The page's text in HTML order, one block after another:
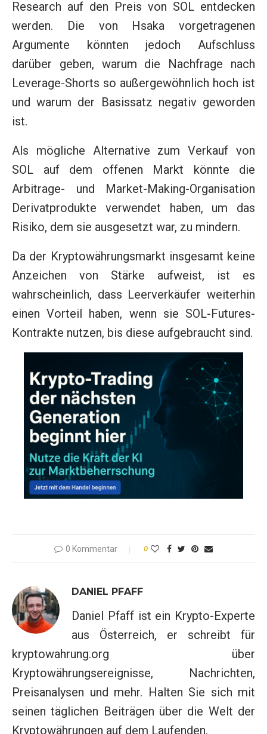
Research auf den Preis von SOL entdecken
werden. Die von Hsaka vorgetragenen
Argumente könnten jedoch Aufschluss
darüber geben, warum die Nachfrage nach
Leverage-Shorts so außergewöhnlich hoch ist
und warum der Basissatz negativ geworden
ist.
Als mögliche Alternative zum Verkauf von
SOL auf dem offenen Markt könnte die
Arbitrage- und Market-Making-Organisation
Derivatprodukte verwendet haben, um das
Risiko, dem sie ausgesetzt war, zu mindern.
Da der Kryptowährungsmarkt insgesamt keine
Anzeichen von Stärke aufweist, ist es
wahrscheinlich, dass Leerverkäufer weiterhin
einen Vorteil haben, wenn sie SOL-Futures-
Kontrakte nutzen, bis diese aufgebraucht sind.
0 Kommentar 0
DANIEL PFAFF
Daniel Pfaff ist ein Krypto-Experte
aus Österreich, er schreibt für
kryptowahrung.org über
Kryptowährungsereignisse, Nachrichten,
Preisanalysen und mehr. Halten Sie sich mit
seinen täglichen Beiträgen über die Welt der
Kryptowährungen auf dem Laufenden.